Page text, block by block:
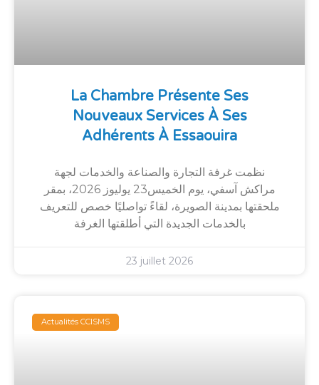
La Chambre Présente Ses
Nouveaux Services À Ses
Adhérents À Essaouira
نظمت غرفة التجارة والصناعة والخدمات لجهة
مراكش آسفي، يوم الخميس23 يوليوز 2026، بمقر
ملحقتها بمدينة الصويرة، لقاءً تواصليًا خصص للتعريف
بالخدمات الجديدة التي أطلقتها الغرفة
23 juillet 2026
Actualités CCISMS